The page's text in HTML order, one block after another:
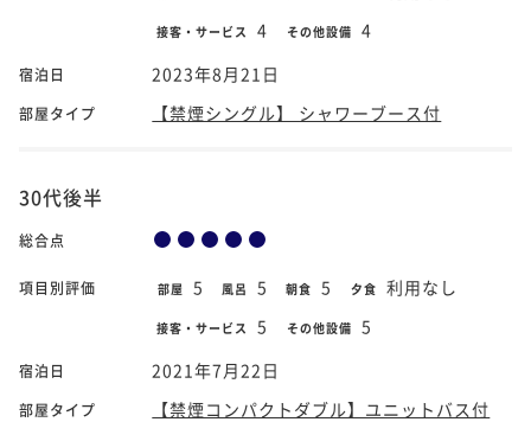
接客・サービス 4 その他設備 4
宿泊日 2023年8月21日
部屋タイプ 【禁煙シングル】 シャワーブース付
30代後半
総合点
項目別評価 部屋 5 風呂 5 朝食 5 夕食 利用なし
接客・サービス 5 その他設備 5
宿泊日 2021年7月22日
部屋タイプ 【禁煙コンパクトダブル】ユニットバス付